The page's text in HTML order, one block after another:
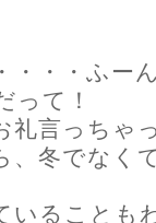
・・・ふー
って！
礼言っちゃ
、冬でな
いることも